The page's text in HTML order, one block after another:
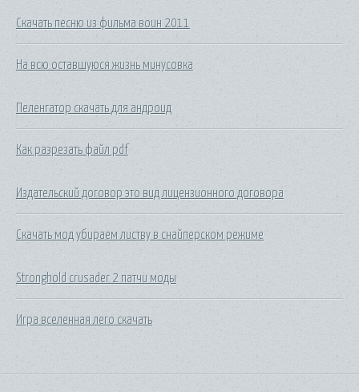
Скачать песню из фильма воин 2011
На всю оставшуюся жизнь минусовка
Пеленгатор скачать для андроид
Как разрезать файл pdf
Издательский договор это вид лицензионного договора
Скачать мод убираем листву в снайперском режиме
Stronghold crusader 2 патчи моды
Игра вселенная лего скачать